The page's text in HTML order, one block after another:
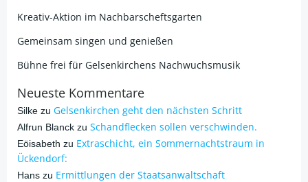
Kreativ-Aktion im Nachbarscheftsgarten
Gemeinsam singen und genießen
Bühne frei für Gelsenkirchens Nachwuchsmusik
Neueste Kommentare
Silke zu Gelsenkirchen geht den nächsten Schritt
Alfrun Blanck zu Schandflecken sollen verschwinden.
Eöisabeth zu Extraschicht, ein Sommernachtstraum in
Ückendorf:
Hans zu Ermittlungen der Staatsanwaltschaft